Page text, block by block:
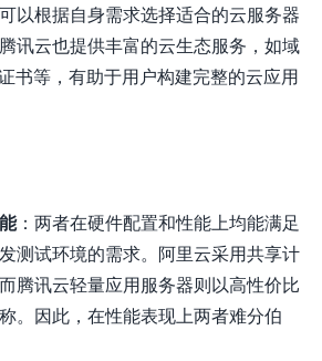
以根据自身需求选择适合的云服务器
讯云也提供丰富的云生态服务，如域
书等，有助于用户构建完整的云应用
：两者在硬件配置和性能上均能满足
测试环境的需求。阿里云采用共享计
腾讯云轻量应用服务器则以高性价比
。因此，在性能表现上两者难分伯